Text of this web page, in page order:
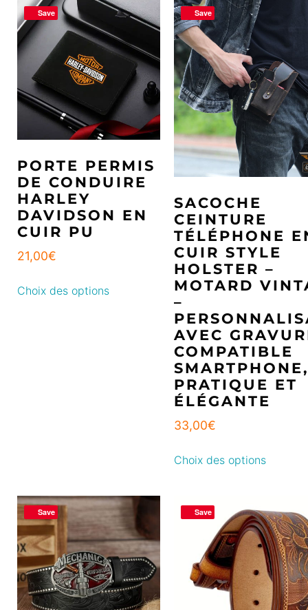
Save
PORTE PERMIS
DE CONDUIRE
HARLEY
DAVIDSON EN
CUIR PU
21,00€
Choix des options
Save
SACOCHE
CEINTURE
TÉLÉPHONE
CUIR STYLE
HOLSTER –
MOTARD
–
AVEC
COMPATIBLE
PRATIQUE ET
ÉLÉGANTE
33,00€
Choix des options
Save Save